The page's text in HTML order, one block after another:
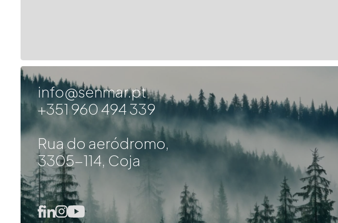
info@senmar.pt
+351 960 494 339
Rua do aeródromo,
3305-114, Coja